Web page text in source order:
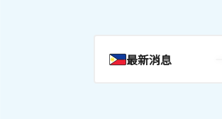
最新消息